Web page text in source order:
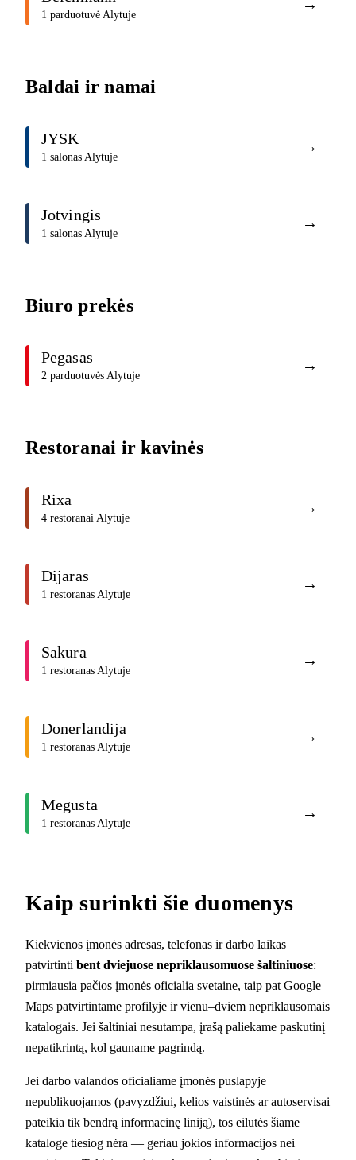
1 parduotuvė Alytuje
→
Baldai ir namai
JYSK
1 salonas Alytuje
→
Jotvingis
1 salonas Alytuje
→
Biuro prekės
Pegasas
2 parduotuvės Alytuje
→
Restoranai ir kavinės
Rixa
4 restoranai Alytuje
→
Dijaras
1 restoranas Alytuje
→
Sakura
1 restoranas Alytuje
→
Donerlandija
1 restoranas Alytuje
→
Megusta
1 restoranas Alytuje
→
Kaip surinkti šie duomenys
Kiekvienos įmonės adresas, telefonas ir darbo laikas
patvirtinti bent dviejuose nepriklausomuose šaltiniuose:
pirmiausia pačios įmonės oficialia svetaine, taip pat Google
Maps patvirtintame profilyje ir vienu–dviem nepriklausomais
katalogais. Jei šaltiniai nesutampa, įrašą paliekame paskutinį
nepatikrintą, kol gauname pagrindą.
Jei darbo valandos oficialiame įmonės puslapyje
nepublikuojamos (pavyzdžiui, kelios vaistinės ar autoservisai
pateikia tik bendrą informacinę liniją), tos eilutės šiame
kataloge tiesiog nėra — geriau jokios informacijos nei